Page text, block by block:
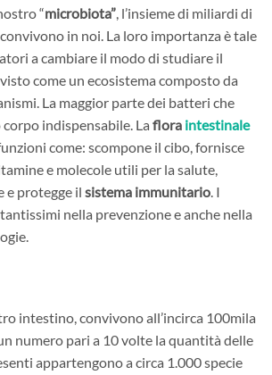
“microbiota” , l’insieme di miliardi di
in noi. La loro importanza è tale
a cambiare il modo di studiare il
come un ecosistema composto da
La maggior parte dei batteri che
indispensabile. La flora intestinale
come: scompone il cibo, fornisce
e molecole utili per la salute,
e protegge il sistema immunitario . I
nella prevenzione e anche nella
intestino, convivono all’incirca 100mila
numero pari a 10 volte la quantità delle
appartengono a circa 1.000 specie